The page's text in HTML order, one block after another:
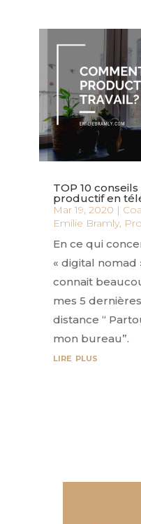
TOP 10
productif en
Mar 19, 2020 |
Emilie Bramly,
En ce qui
« digital nomad
connait
mes 5
distance “
mon bureau”.
lire plus